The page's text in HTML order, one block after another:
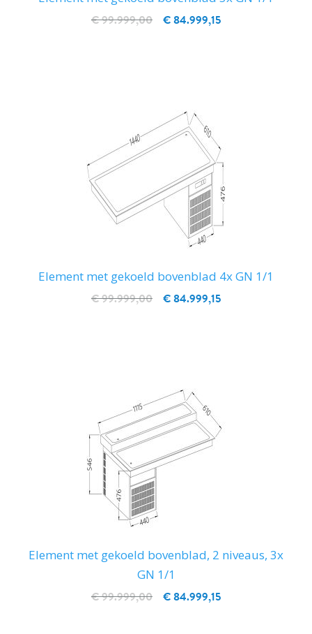
€ 84.999,15
€ 99.999,00
Element met gekoeld bovenblad 4x GN 1/1
€ 84.999,15
€ 99.999,00
Element met gekoeld bovenblad, 2 niveaus, 3x
GN 1/1
€ 84.999,15
€ 99.999,00